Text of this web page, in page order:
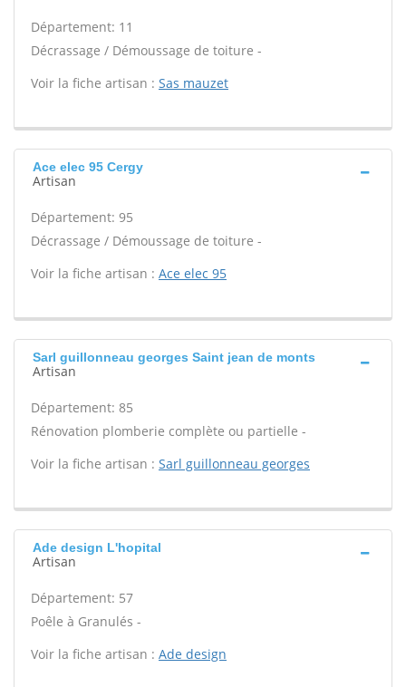
Département: 11
Décrassage / Démoussage de toiture -
Voir la fiche artisan : Sas mauzet
Ace elec 95 Cergy
Artisan
Département: 95
Décrassage / Démoussage de toiture -
Voir la fiche artisan : Ace elec 95
Sarl guillonneau georges Saint jean de monts
Artisan
Département: 85
Rénovation plomberie complète ou partielle -
Voir la fiche artisan : Sarl guillonneau georges
Ade design L'hopital
Artisan
Département: 57
Poêle à Granulés -
Voir la fiche artisan : Ade design